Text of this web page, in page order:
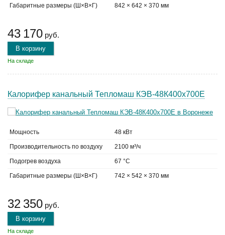
Габаритные размеры (Ш×В×Г) 842 × 642 × 370 мм
43 170 руб.
В корзину
На складе
Калорифер канальный Тепломаш КЭВ-48К400х700Е
Мощность 48 кВт
Производительность по воздуху 2100 м³/ч
Подогрев воздуха 67 °C
Габаритные размеры (Ш×В×Г) 742 × 542 × 370 мм
32 350 руб.
В корзину
На складе